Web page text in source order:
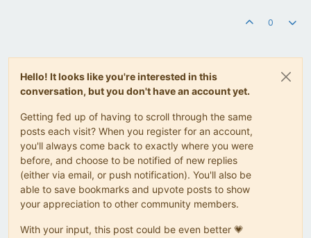
0
Hello! It looks like you're interested in this
conversation, but you don't have an account yet.
Getting fed up of having to scroll through the same
posts each visit? When you register for an account,
you'll always come back to exactly where you were
before, and choose to be notified of new replies
(either via email, or push notification). You'll also be
able to save bookmarks and upvote posts to show
your appreciation to other community members.
With your input, this post could be even better 💗